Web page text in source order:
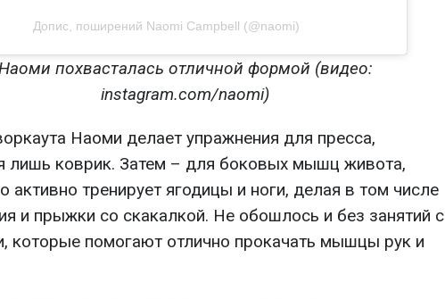
Допис, поширений Naomi Campbell (@naomi)
похвасталась отличной формой (видео:
instagram.com/naomi)
Наоми делает упражнения для пресса,
лишь коврик. Затем – для боковых мышц живота,
активно тренирует ягодицы и ноги, делая в том числе
и прыжки со скакалкой. Не обошлось и без занятий с
которые помогают отлично прокачать мышцы рук и